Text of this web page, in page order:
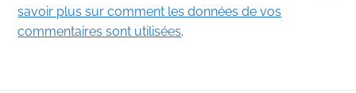
savoir plus sur comment les données de vos
commentaires sont utilisées.